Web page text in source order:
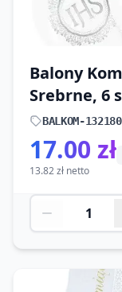
Balony
Srebrne, 6
BALKOM-132180
17.00 zł
13.82 zł netto